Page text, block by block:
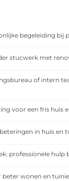
begeleiding bij
stucwerk met
of intern
voor een fris huis
in huis en
professionele hulp
beter wonen en